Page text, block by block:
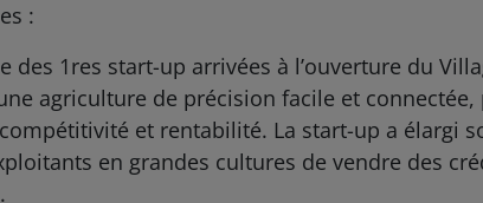
:
des 1res start-up arrivées à l’ouverture du
agriculture de précision facile et
et rentabilité. La start-up a élargi
en grandes cultures de vendre des